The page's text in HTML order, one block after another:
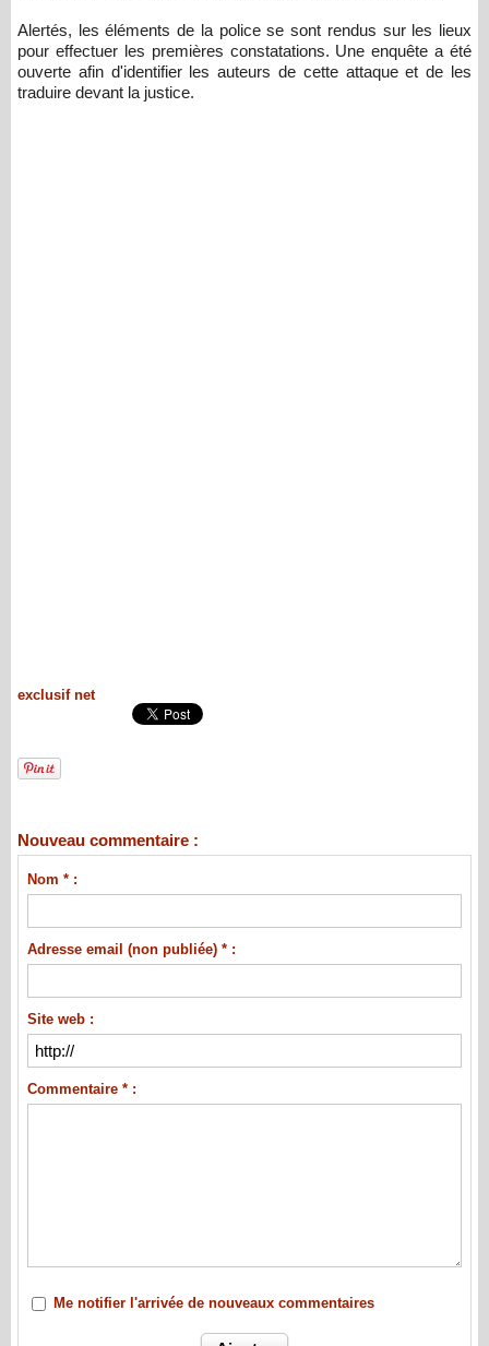
Alertés, les éléments de la police se sont rendus sur les lieux
pour effectuer les premières constatations. Une enquête a été
ouverte afin d'identifier les auteurs de cette attaque et de les
traduire devant la justice.
exclusif net
Nouveau commentaire :
Nom * :
Adresse email (non publiée) * :
Site web :
Commentaire * :
Me notifier l'arrivée de nouveaux commentaires